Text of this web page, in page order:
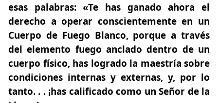
esas palabras: «Te has ganado ahora el
derecho a operar conscientemente en un
Cuerpo de Fuego Blanco, porque a través
del elemento fuego anclado dentro de un
cuerpo físico, has logrado la maestría sobre
condiciones internas y externas, y, por lo
tanto. . . ¡has calificado como un Señor de la